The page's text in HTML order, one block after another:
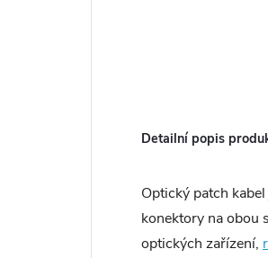
Detailní popis
Optický patch
konektory na obou
optických zařízení,